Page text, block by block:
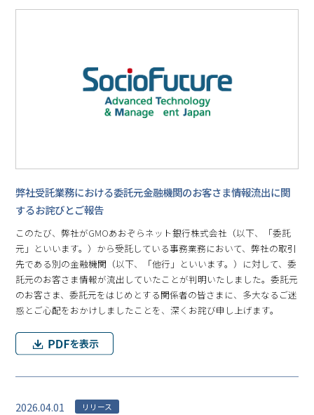
弊社受託業務における委託元金融機関のお客さま情報流出に関
するお詫びとご報告
このたび、弊社がGMOあおぞらネット銀行株式会社（以下、「委託
元」といいます。）から受託している事務業務において、弊社の取引
先である別の金融機関（以下、「他行」といいます。）に対して、委
託元のお客さま情報が流出していたことが判明いたしました。委託元
のお客さま、委託元をはじめとする関係者の皆さまに、多大なるご迷
惑とご心配をおかけしましたことを、深くお詫び申し上げます。
2026.04.01 リリース